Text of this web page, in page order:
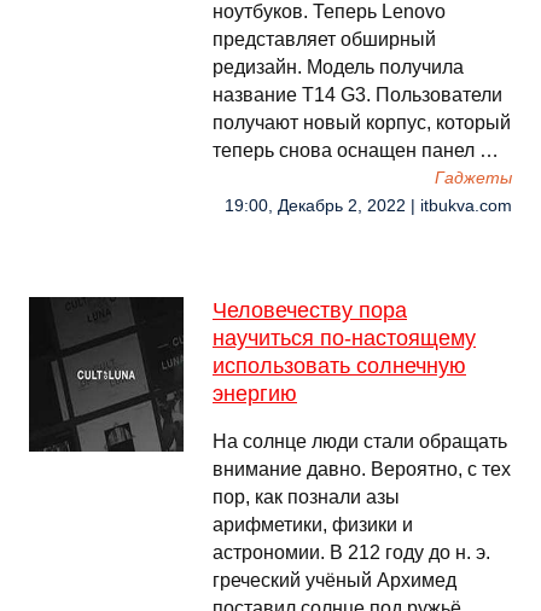
ноутбуков. Теперь Lenovo
представляет обширный
редизайн. Модель получила
название T14 G3. Пользователи
получают новый корпус, который
теперь снова оснащен панел …
Гаджеты
19:00, Декабрь 2, 2022 | itbukva.com
Человечеству пора
научиться по-настоящему
использовать солнечную
энергию
На солнце люди стали обращать
внимание давно. Вероятно, с тех
пор, как познали азы
арифметики, физики и
астрономии. В 212 году до н. э.
греческий учёный Архимед